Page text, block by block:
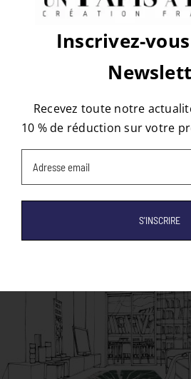
Facebook
X RedditLinkedIn
À propos de
Inscrivez-
Recevez toute notre
10 % de réduction sur votre